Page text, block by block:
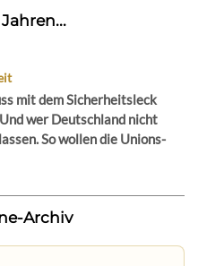
mit dem Sicherheitsleck
wer Deutschland nicht
So wollen die Unions-
Archiv